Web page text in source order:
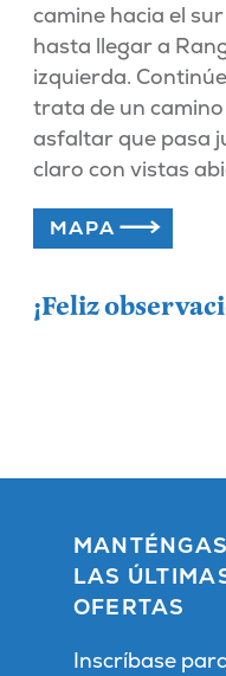
camine hacia el
hasta llegar a
izquierda.
trata de un
asfaltar que pasa
claro con vistas
MAPA
¡Feliz
LAS
OFERTAS
Inscríbase